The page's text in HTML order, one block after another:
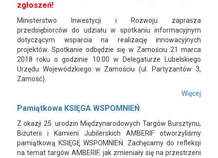
zgłoszeń!
Ministerstwo Inwestycji i Rozwoju zaprasza
przedsiębiorców do udziału w spotkaniu informacyjnym
dotyczącym wsparcia na realizację innowacyjnych
projektów. Spotkanie odbędzie się w Zamościu 21 marca
2018 roku o godzinie 10:00 w Delegaturze Lubelskiego
Urzędu Wojewódzkiego w Zamościu (ul. Partyzantów 3,
Zamość).
Więcej
Pamiątkowa KSIĘGA WSPOMNIEŃ
Z okazji 25. urodzin Międzynarodowych Targów Bursztynu,
Biżuterii i Kamieni Jubilerskich AMBERIF otworzyliśmy
pamiątkową KSIĘGĘ WSPOMNIEŃ. Zachęcamy do refleksji
na temat targów AMBERIF, jak zmieniały się na przestrzeni